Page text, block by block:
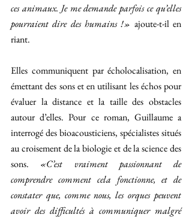
ces animaux. Je me demande parfois ce qu’elles
pourraient dire des humains !» ajoute-t-il en
riant.
Elles communiquent par écholocalisation, en
émettant des sons et en utilisant les échos pour
évaluer la distance et la taille des obstacles
autour d’elles. Pour ce roman, Guillaume a
interrogé des bioacousticiens, spécialistes situés
au croisement de la biologie et de la science des
sons. «C’est vraiment passionnant de
comprendre comment cela fonctionne, et de
constater que, comme nous, les orques peuvent
avoir des difficultés à communiquer malgré